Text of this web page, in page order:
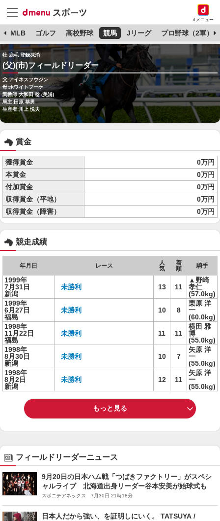
dメニュー
MLB ゴルフ 高校野球 競馬 Jリーグ プロ野球（2軍）
牡 鹿毛 登録抹消
(父)(市)フィールドリーダー
父:アイネスフウジン
母:ホワイトブーケ
調教師:大和田 稔 (美浦)
馬主:田原 恭男
生産者:川上 悦夫
賞金
獲得賞金
0万円
本賞金
0万円
付加賞金
0万円
収得賞金（平地）
0万円
収得賞金（障害）
0万円
競走成績
年月日 レース
人
気
着
順
騎手
1999年
7月31日
新潟
未勝利 13 11
▲野崎
孝仁
(57.0kg)
1999年
6月27日
福島
未勝利 10 8
栗原 洋
一
(60.0kg)
1998年
11月22日
福島
未勝利 11 11
横田 雅
博
(55.0kg)
1998年
8月30日
新潟
未勝利 10 7
矢原 洋
一
(55.0kg)
1998年
8月2日
新潟
未勝利 12 11
矢原 洋
一
(55.0kg)
もっと見る
フィールドリーダーニュース
9月20日の日本ハム戦「つばきファクトリー」がスペシ
ャルライブ 北海道出身リーダー谷本安美が始球式も
スポニチアネックス 7月30日 21時18分
日本人だから強い、を証明しにいく。 TATSUYA /